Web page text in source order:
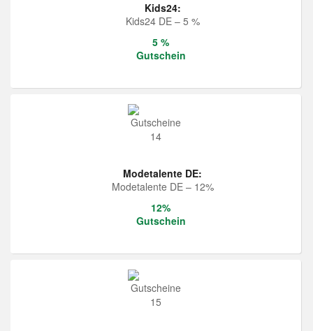
Kids24:
Kids24 DE – 5 %
5 %
Gutschein
Modetalente DE:
Modetalente DE – 12%
12%
Gutschein